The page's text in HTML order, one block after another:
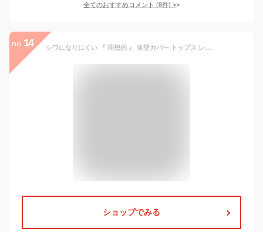
全てのおすすめコメント (8件) >
no. 14 シワになりにくい 『 理想的 』 体型カバー トップス レディース ストライプ シャツ チュニック 長袖 カラーシャツ 大きいサイズ ドルマン ロングシャツ ロング ブラウス 羽織 オーバーサイズ ビッグ ブルー 重ね着 春 夏 HUG.U
ショップでみる